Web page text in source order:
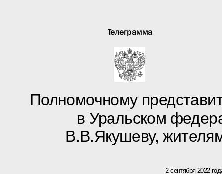
Телеграмма
Полномочному
в Уральском
В.В.Якушеву,
2 сентября 2022